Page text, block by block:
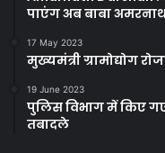
पाएंग अब बाबा
17 May 2023
मुख्यमंत्री ग्रामोद्योग
19 June 2023
पुलिस विभाग में किए
तबादले